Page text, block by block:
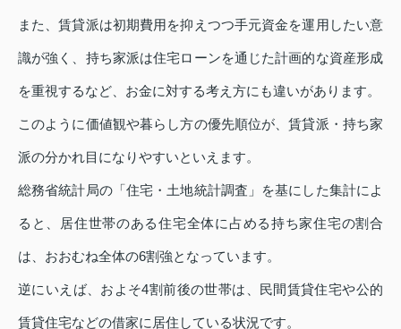
また、賃貸派は初期費用を抑えつつ手元資金を運用したい意
識が強く、持ち家派は住宅ローンを通じた計画的な資産形成
を重視するなど、お金に対する考え方にも違いがあります。
このように価値観や暮らし方の優先順位が、賃貸派・持ち家
派の分かれ目になりやすいといえます。
総務省統計局の「住宅・土地統計調査」を基にした集計によ
ると、居住世帯のある住宅全体に占める持ち家住宅の割合
は、おおむね全体の6割強となっています。
逆にいえば、およそ4割前後の世帯は、民間賃貸住宅や公的
賃貸住宅などの借家に居住している状況です。